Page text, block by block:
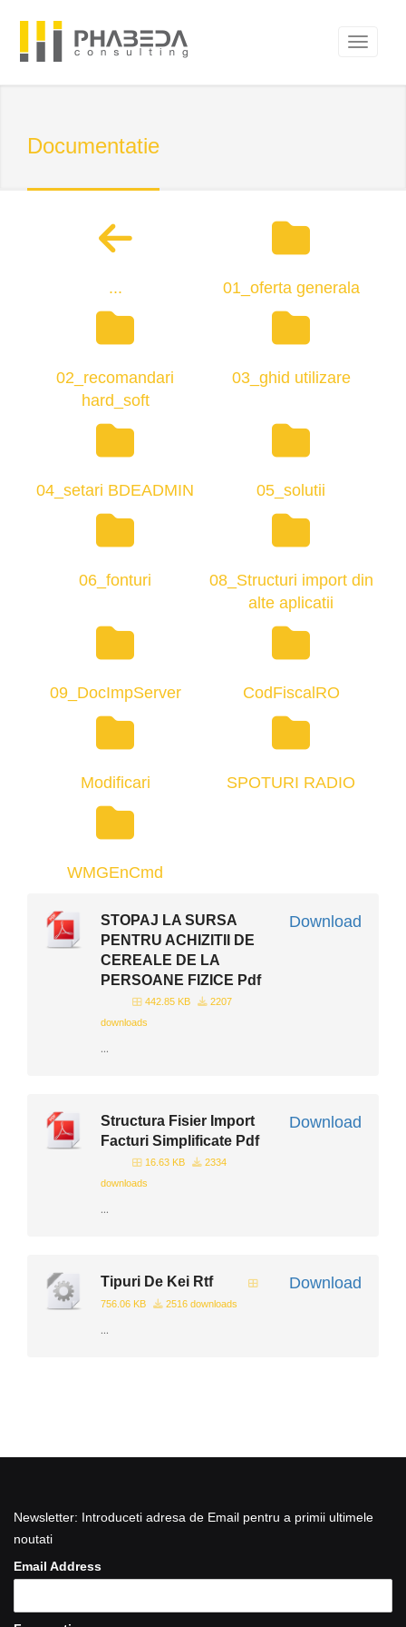
Documentatie
... 01_oferta generala
02_recomandari
hard_soft
03_ghid utilizare
04_setari BDEADMIN 05_solutii
06_fonturi
08_Structuri import din
alte aplicatii
09_DocImpServer CodFiscalRO
Modificari SPOTURI RADIO
WMGEnCmd
Download
STOPAJ LA SURSA
PENTRU ACHIZITII DE
CEREALE DE LA
PERSOANE FIZICE Pdf
442.85 KB
2207
downloads
...
Download
Structura Fisier Import
Facturi Simplificate Pdf
16.63 KB
2334
downloads
...
Download
Tipuri De Kei Rtf
756.06 KB 2516 downloads
...
Newsletter: Introduceti adresa de Email pentru a primii ultimele
noutati
Email Address